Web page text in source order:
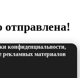
отправлена!
конфиденциальности,
рекламных материалов